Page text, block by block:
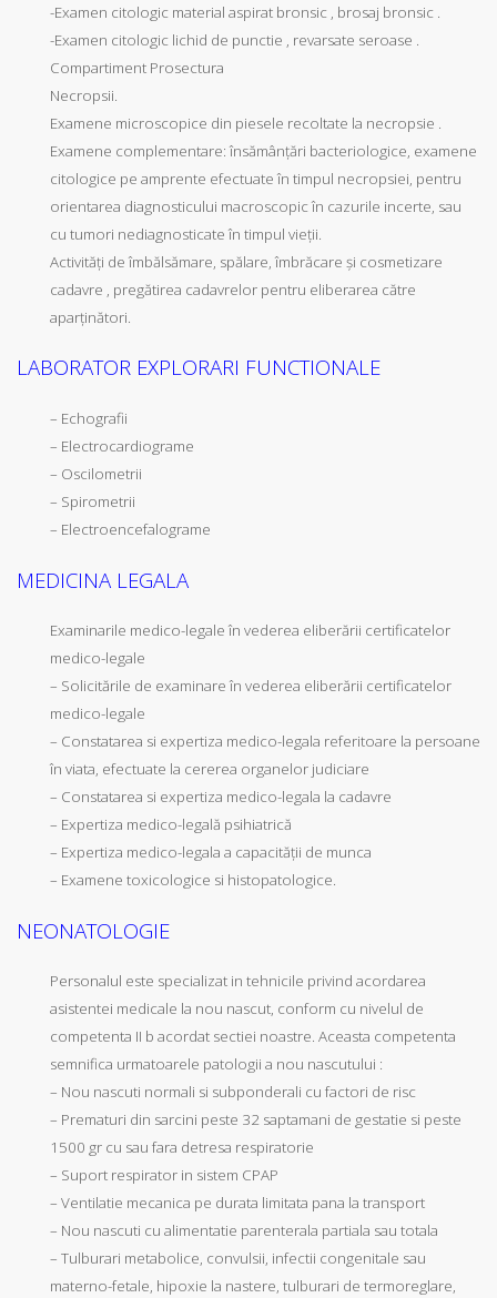
-Examen citologic material aspirat bronsic , brosaj bronsic .
-Examen citologic lichid de punctie , revarsate seroase .
Compartiment Prosectura
Necropsii.
Examene microscopice din piesele recoltate la necropsie .
Examene complementare: însămânțări bacteriologice, examene
citologice pe amprente efectuate în timpul necropsiei, pentru
orientarea diagnosticului macroscopic în cazurile incerte, sau
cu tumori nediagnosticate în timpul vieții.
Activităţi de îmbălsămare, spălare, îmbrăcare şi cosmetizare
cadavre , pregătirea cadavrelor pentru eliberarea către
aparținători.
LABORATOR EXPLORARI FUNCTIONALE
– Echografii
– Electrocardiograme
– Oscilometrii
– Spirometrii
– Electroencefalograme
MEDICINA LEGALA
Examinarile medico-legale în vederea eliberării certificatelor
medico-legale
– Solicitările de examinare în vederea eliberării certificatelor
medico-legale
– Constatarea si expertiza medico-legala referitoare la persoane
în viata, efectuate la cererea organelor judiciare
– Constatarea si expertiza medico-legala la cadavre
– Expertiza medico-legală psihiatrică
– Expertiza medico-legala a capacității de munca
– Examene toxicologice si histopatologice.
NEONATOLOGIE
Personalul este specializat in tehnicile privind acordarea
asistentei medicale la nou nascut, conform cu nivelul de
competenta II b acordat sectiei noastre. Aceasta competenta
semnifica urmatoarele patologii a nou nascutului :
– Nou nascuti normali si subponderali cu factori de risc
– Prematuri din sarcini peste 32 saptamani de gestatie si peste
1500 gr cu sau fara detresa respiratorie
– Suport respirator in sistem CPAP
– Ventilatie mecanica pe durata limitata pana la transport
– Nou nascuti cu alimentatie parenterala partiala sau totala
– Tulburari metabolice, convulsii, infectii congenitale sau
materno-fetale, hipoxie la nastere, tulburari de termoreglare,